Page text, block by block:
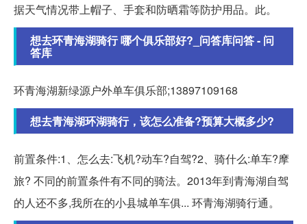
据天气情况带上帽子、手套和防晒霜等防护用品。此。
想去环青海湖骑行 哪个俱乐部好?_问答库问答 - 问
答库
环青海湖新绿源户外单车俱乐部;13897109168
想去青海湖环湖骑行，该怎么准备?预算大概多少?
前置条件:1、怎么去:飞机?动车?自驾?2、骑什么:单车?摩
旅? 不同的前置条件有不同的骑法。2013年到青海湖自驾
的人还不多,我所在的小县城单车俱... 环青海湖骑行通。